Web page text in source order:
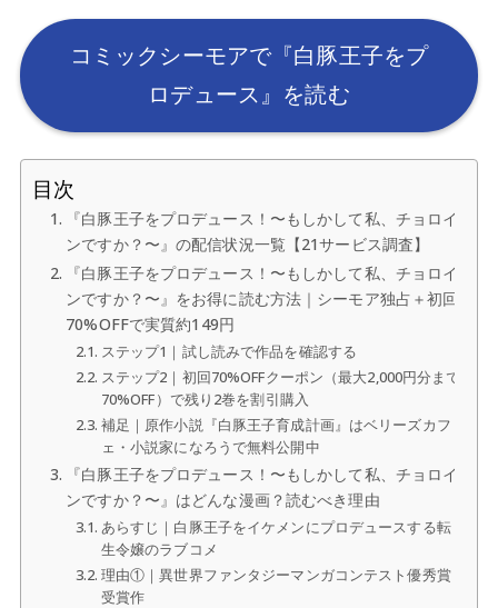
コミックシーモアで『白豚王子をプ
ロデュース』を読む
目次
『白豚王子をプロデュース！〜もしかして私、チョロイ
ンですか？〜』の配信状況一覧【21サービス調査】
『白豚王子をプロデュース！〜もしかして私、チョロイ
ンですか？〜』をお得に読む方法｜シーモア独占＋初回
70%OFFで実質約149円
ステップ1｜試し読みで作品を確認する
ステップ2｜初回70%OFFクーポン（最大2,000円分まで
70%OFF）で残り2巻を割引購入
補足｜原作小説『白豚王子育成計画』はベリーズカフ
ェ・小説家になろうで無料公開中
『白豚王子をプロデュース！〜もしかして私、チョロイ
ンですか？〜』はどんな漫画？読むべき理由
あらすじ｜白豚王子をイケメンにプロデュースする転
生令嬢のラブコメ
理由①｜異世界ファンタジーマンガコンテスト優秀賞
受賞作